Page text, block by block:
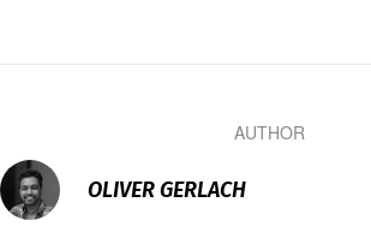
AUTHOR
OLIVER GERLACH